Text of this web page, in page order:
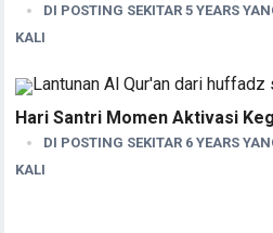
DI POSTING SEKITAR 5 YEARS
KALI
Hari Santri Momen Aktivasi
DI POSTING SEKITAR 6 YEARS
KALI